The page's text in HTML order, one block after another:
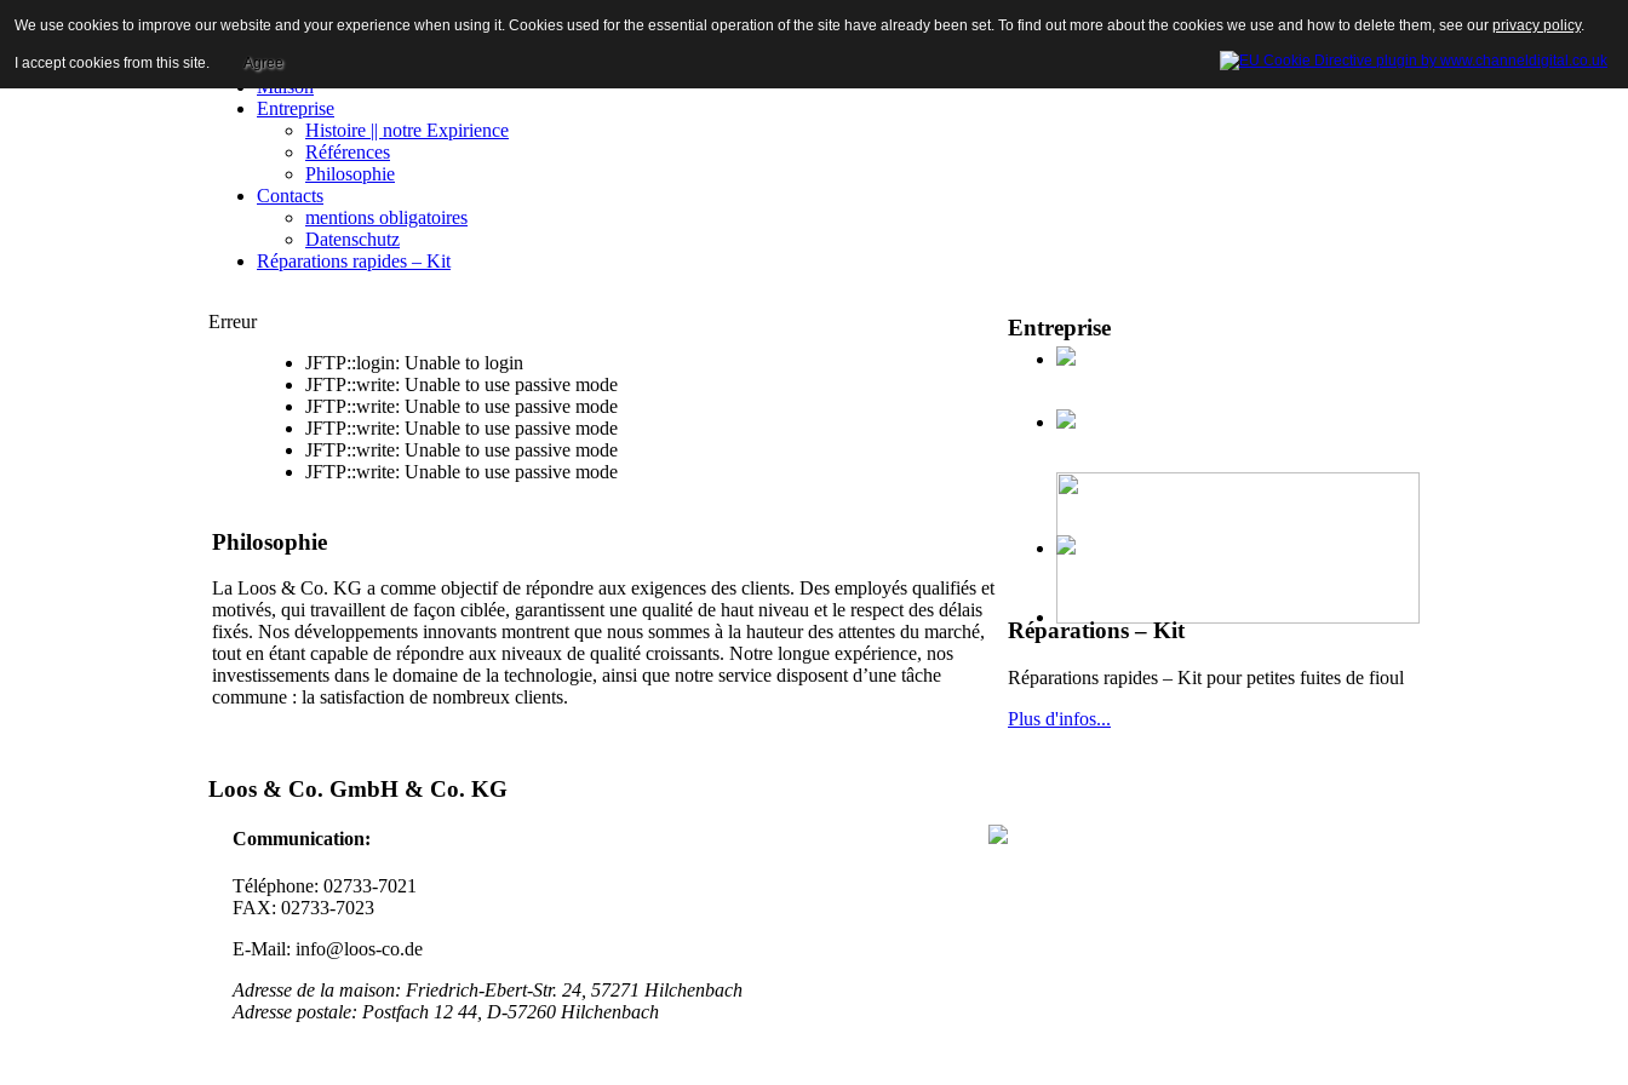
Maison
Entreprise
Histoire || notre Expirience
Références
Philosophie
Contacts
mentions obligatoires
Datenschutz
Réparations rapides – Kit
Erreur
JFTP::login: Unable to login
JFTP::write: Unable to use passive mode
JFTP::write: Unable to use passive mode
JFTP::write: Unable to use passive mode
JFTP::write: Unable to use passive mode
JFTP::write: Unable to use passive mode
Philosophie
La Loos & Co. KG a comme objectif de répondre aux exigences des clients. Des employés qualifiés et
motivés, qui travaillent de façon ciblée, garantissent une qualité de haut niveau et le respect des délais
fixés. Nos développements innovants montrent que nous sommes à la hauteur des attentes du marché,
tout en étant capable de répondre aux niveaux de qualité croissants. Notre longue expérience, nos
investissements dans le domaine de la technologie, ainsi que notre service disposent d’une tâche
commune : la satisfaction de nombreux clients.
Loos & Co. GmbH & Co. KG
Communication:
Téléphone: 02733-7021
FAX: 02733-7023
E-Mail: info@loos-co.de
Adresse de la maison: Friedrich-Ebert-Str. 24, 57271 Hilchenbach
Adresse postale: Postfach 12 44, D-57260 Hilchenbach
Entreprise
Réparations – Kit
Réparations rapides – Kit pour petites fuites de fioul
Plus d'infos...
We use cookies to improve our website and your experience when using it. Cookies used for the essential operation of the site have already been set. To find out more about the cookies we use and how to delete them, see our privacy policy.
I accept cookies from this site. Agree